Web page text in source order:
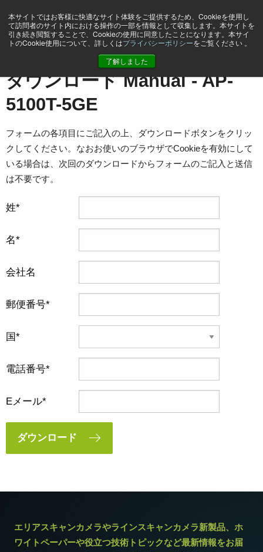
本サイトではお客様に快適なサイト体験をご提供するため、Cookieを使用し
て訪問者のサイト内における操作の一部を情報として収集します。本サイトを
引き続き閲覧することで、Cookieの使用に同意したことになります。本サイ
トのCookie使用について、詳しくはプライバシーポリシーをご覧ください 。
了解しました
Manual - AP-5100T-5GE
ダウンロード Manual - AP-
5100T-5GE
フォームの各項目にご記入の上、ダウンロードボタンをクリッ
クしてください。なおお使いのブラウザでCookieを有効にして
いる場合は、次回のダウンロードからフォームのご記入と送信
は不要です。
姓
名
会社名
郵便番号
国
電話番号
Eメール
ダウンロード
エリアスキャンカメラやラインスキャンカメラ新製品、ホ
ワイトペーパーや役立つ技術トピックなど最新情報をお届